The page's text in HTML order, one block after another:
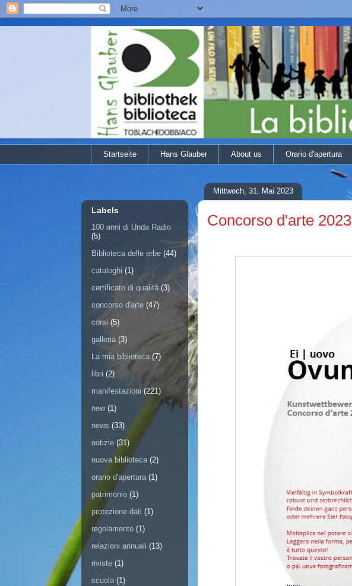
Startseite Hans Glauber About us Orario d'apertura
Mittwoch, 31. Mai 2023
Concorso d'arte 2023
Labels
100 anni di Unda Radio
(5)
Biblioteca delle erbe (44)
cataloghi (1)
certificato di qualità (3)
concorso d'arte (47)
corsi (5)
galleria (3)
La mia biblioteca (7)
libri (2)
manifestazioni (221)
new (1)
news (33)
notizie (31)
nuova biblioteca (2)
orario d'apertura (1)
patrimonio (1)
protezione dati (1)
regolamento (1)
relazioni annuali (13)
riviste (1)
scuola (1)